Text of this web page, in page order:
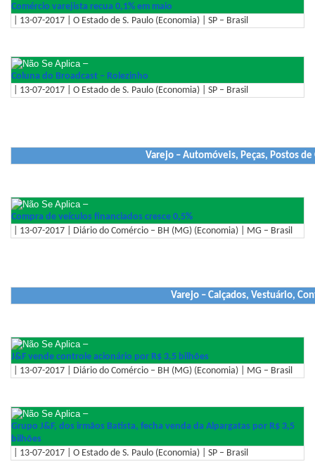
Comércio varejista recua 0,1% em maio
| 13-07-2017 | O Estado de S. Paulo (Economia) | SP – Brasil
–
Coluna do Broadcast – Rolezinho
| 13-07-2017 | O Estado de S. Paulo (Economia) | SP – Brasil
Varejo – Automóveis, Peças, Postos
–
Compra de veículos financiados cresce 0,5%
| 13-07-2017 | Diário do Comércio – BH (MG) (Economia) | MG – Brasil
Varejo – Calçados, Vestuário,
–
J&F vende controle acionário por R$ 3,5 bilhões
| 13-07-2017 | Diário do Comércio – BH (MG) (Economia) | MG – Brasil
–
Grupo J&F, dos irmãos Batista, fecha venda da Alpargatas por R$ 3,5
bilhões
| 13-07-2017 | O Estado de S. Paulo (Economia) | SP – Brasil